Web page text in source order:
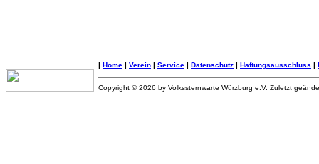
| Home | Verein | Service | Datenschutz | Haftungsausschluss |
Copyright © 2026 by Volkssternwarte Würzburg e.V. Zuletzt